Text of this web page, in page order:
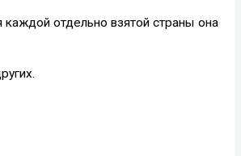
каждой отдельно взятой страны она